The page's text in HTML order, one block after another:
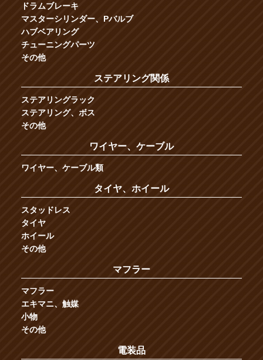
ドラムブレーキ
マスターシリンダー、Pバルブ
ハブベアリング
チューニングパーツ
その他
ステアリング関係
ステアリングラック
ステアリング、ボス
その他
ワイヤー、ケーブル
ワイヤー、ケーブル類
タイヤ、ホイール
スタッドレス
タイヤ
ホイール
その他
マフラー
マフラー
エキマニ、触媒
小物
その他
電装品